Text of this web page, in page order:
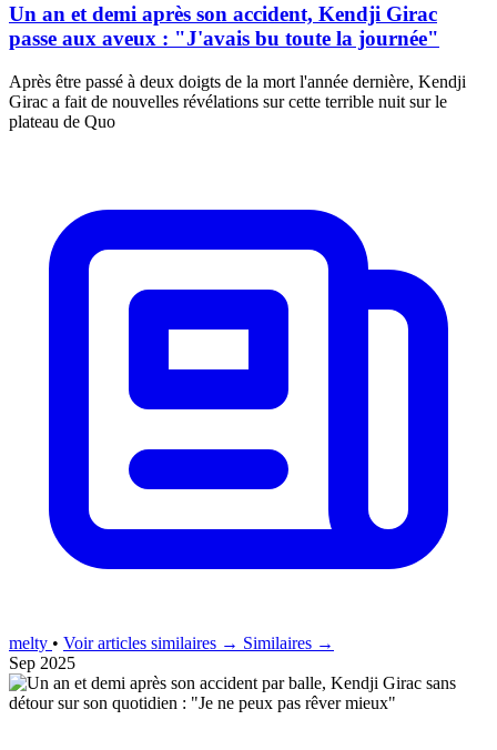
Un an et demi après son accident, Kendji Girac
passe aux aveux : "J'avais bu toute la journée"
Après être passé à deux doigts de la mort l'année dernière, Kendji
Girac a fait de nouvelles révélations sur cette terrible nuit sur le
plateau de Quo
melty • Voir articles similaires → Similaires →
Sep 2025